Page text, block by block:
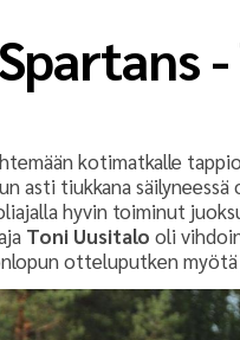
-
kotimatkalle
asti tiukkana
hyvin toiminut
Toni Uusitalooli
otteluputken